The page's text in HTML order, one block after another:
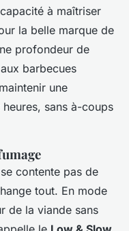
à maîtriser
la belle marque de
profondeur de
barbecues
une
sans à-coups
contente pas de
tout. En mode
de la viande sans